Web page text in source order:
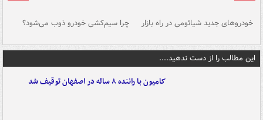
خودروهای جدید شیائومی در راه بازار چرا سیم‌کشی خودرو ذوب می‌شود؟
این مطالب را از دست ندهید....
کامیون با راننده ۸ ساله در اصفهان توقیف شد